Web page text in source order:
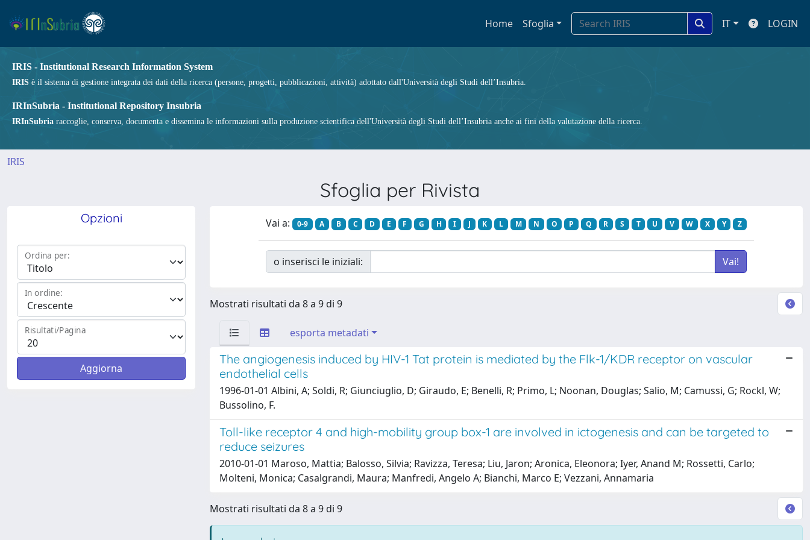
Home Sfoglia IT LOGIN
IRIS - Institutional Research Information System
IRIS è il sistema di gestione integrata dei dati della ricerca (persone, progetti, pubblicazioni, attività) adottato dall'Università degli Studi dell’Insubria.
IRInSubria - Institutional Repository Insubria
IRInSubria raccoglie, conserva, documenta e dissemina le informazioni sulla produzione scientifica dell'Università degli Studi dell’Insubria anche ai fini della valutazione della ricerca.
IRIS
Sfoglia per Rivista
Opzioni
Ordina per:
In ordine:
Risultati/Pagina
Vai a: 0-9 A B C D E F G H I J K L M N O P Q R S T U V W X Y Z
o inserisci le iniziali:
Mostrati risultati da 8 a 9 di 9
esporta metadati
The angiogenesis induced by HIV-1 Tat protein is mediated by the Flk-1/KDR receptor on vascular
endothelial cells
1996-01-01 Albini, A; Soldi, R; Giunciuglio, D; Giraudo, E; Benelli, R; Primo, L; Noonan, Douglas; Salio, M; Camussi, G; Rockl, W;
Bussolino, F.
Toll-like receptor 4 and high-mobility group box-1 are involved in ictogenesis and can be targeted to
reduce seizures
2010-01-01 Maroso, Mattia; Balosso, Silvia; Ravizza, Teresa; Liu, Jaron; Aronica, Eleonora; Iyer, Anand M; Rossetti, Carlo;
Molteni, Monica; Casalgrandi, Maura; Manfredi, Angelo A; Bianchi, Marco E; Vezzani, Annamaria
Mostrati risultati da 8 a 9 di 9